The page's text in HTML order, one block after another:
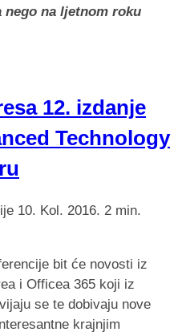
nego na ljetnom roku
12. izdanje
Technology
10. Kol. 2016. 2 min.